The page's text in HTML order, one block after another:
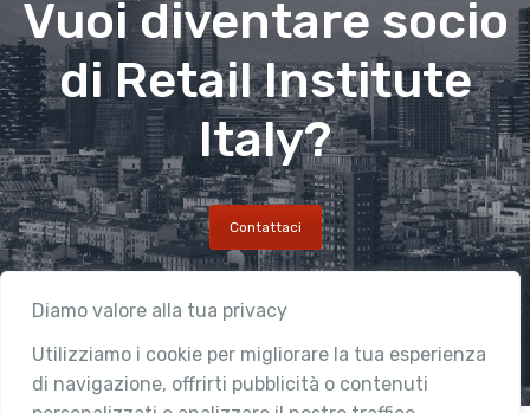
Diamo valore alla tua privacy
Utilizziamo i cookie per migliorare la tua esperienza
di navigazione, offrirti pubblicità o contenuti
Vuoi diventare socio
di Retail Institute
Italy?
Contattaci